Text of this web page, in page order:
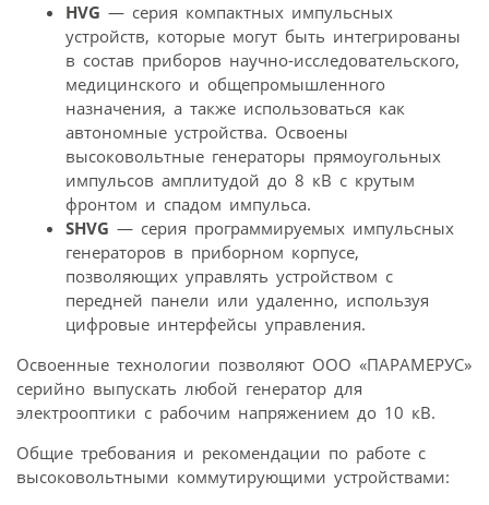
HVG — серия компактных импульсных
устройств, которые могут быть интегрированы
в состав приборов научно-исследовательского,
медицинского и общепромышленного
назначения, а также использоваться как
автономные устройства. Освоены
высоковольтные генераторы прямоугольных
импульсов амплитудой до 8 кВ с крутым
фронтом и спадом импульса.
SHVG — серия программируемых импульсных
генераторов в приборном корпусе,
позволяющих управлять устройством с
передней панели или удаленно, используя
цифровые интерфейсы управления.
Освоенные технологии позволяют ООО «ПАРАМЕРУС»
серийно выпускать любой генератор для
электрооптики с рабочим напряжением до 10 кВ.
Общие требования и рекомендации по работе с
высоковольтными коммутирующими устройствами: